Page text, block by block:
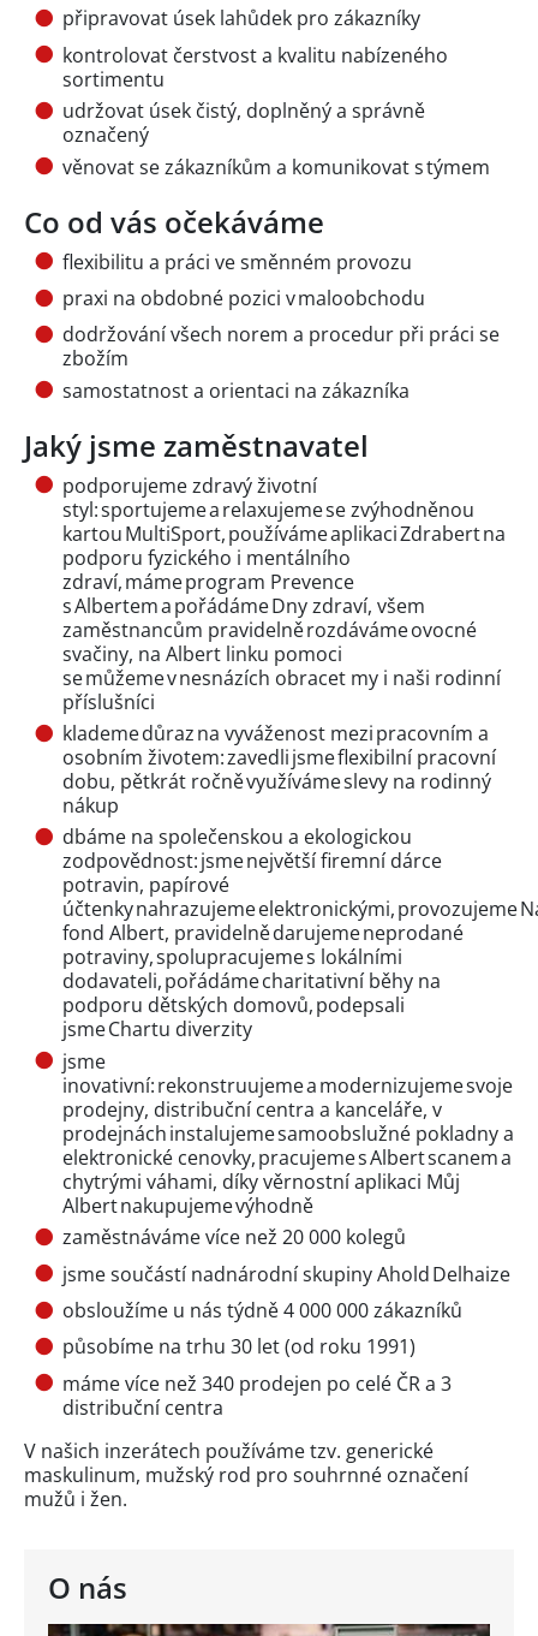
O nás
připravovat úsek lahůdek pro zákazníky
kontrolovat čerstvost a kvalitu nabízeného
sortimentu
udržovat úsek čistý, doplněný a správně
označený
věnovat se zákazníkům a komunikovat s týmem
Co od vás očekáváme
flexibilitu a práci ve směnném provozu
praxi na obdobné pozici v maloobchodu
dodržování všech norem a procedur při práci se
zbožím
samostatnost a orientaci na zákazníka
Jaký jsme zaměstnavatel
podporujeme zdravý životní
styl: sportujeme a relaxujeme se zvýhodněnou
kartou MultiSport, používáme aplikaci Zdrabert na
podporu fyzického i mentálního
zdraví, máme program Prevence
s Albertem a pořádáme Dny zdraví, všem
zaměstnancům pravidelně rozdáváme ovocné
svačiny, na Albert linku pomoci
se můžeme v nesnázích obracet my i naši rodinní
příslušníci
klademe důraz na vyváženost mezi pracovním a
osobním životem: zavedli jsme flexibilní pracovní
dobu, pětkrát ročně využíváme slevy na rodinný
nákup
dbáme na společenskou a ekologickou
zodpovědnost: jsme největší firemní dárce
potravin, papírové
účtenky nahrazujeme elektronickými, provozujeme
fond Albert, pravidelně darujeme neprodané
potraviny, spolupracujeme s lokálními
dodavateli, pořádáme charitativní běhy na
podporu dětských domovů, podepsali
jsme Chartu diverzity
jsme
inovativní: rekonstruujeme a modernizujeme svoje
prodejny, distribuční centra a kanceláře, v
prodejnách instalujeme samoobslužné pokladny a
elektronické cenovky, pracujeme s Albert scanem a
chytrými váhami, díky věrnostní aplikaci Můj
Albert nakupujeme výhodně
zaměstnáváme více než 20 000 kolegů
jsme součástí nadnárodní skupiny Ahold Delhaize
obsloužíme u nás týdně 4 000 000 zákazníků
působíme na trhu 30 let (od roku 1991)
máme více než 340 prodejen po celé ČR a 3
distribuční centra
V našich inzerátech používáme tzv. generické
maskulinum, mužský rod pro souhrnné označení
mužů i žen.